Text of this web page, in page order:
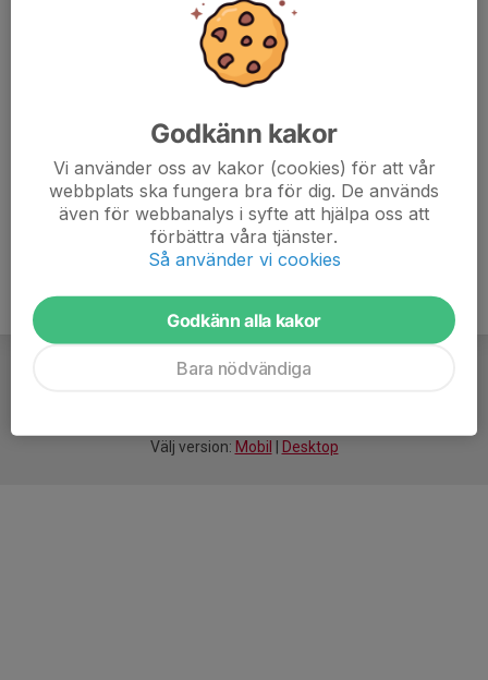
Välj version: Mobil Desktop
Godkänn kakor
Vi använder oss av kakor (cookies) för att vår
webbplats ska fungera bra för dig. De används
även för webbanalys i syfte att hjälpa oss att
förbättra våra tjänster.
Så använder vi cookies
Godkänn alla kakor
Bara nödvändiga